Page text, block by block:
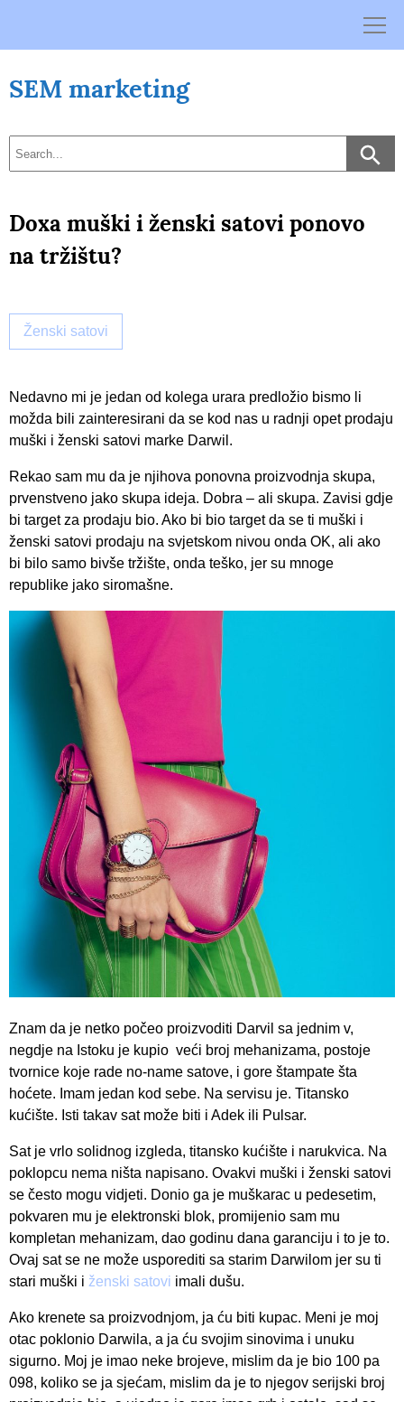
SEM marketing
Doxa muški i ženski satovi ponovo
na tržištu?
Ženski satovi
Nedavno mi je jedan od kolega urara predložio bismo li
možda bili zainteresirani da se kod nas u radnji opet prodaju
muški i ženski satovi marke Darwil.
Rekao sam mu da je njihova ponovna proizvodnja skupa,
prvenstveno jako skupa ideja. Dobra – ali skupa. Zavisi gdje
bi target za prodaju bio. Ako bi bio target da se ti muški i
ženski satovi prodaju na svjetskom nivou onda OK, ali ako
bi bilo samo bivše tržište, onda teško, jer su mnoge
republike jako siromašne.
Znam da je netko počeo proizvoditi Darvil sa jednim v,
negdje na Istoku je kupio veći broj mehanizama, postoje
tvornice koje rade no-name satove, i gore štampate šta
hoćete. Imam jedan kod sebe. Na servisu je. Titansko
kućište. Isti takav sat može biti i Adek ili Pulsar.
Sat je vrlo solidnog izgleda, titansko kućište i narukvica. Na
poklopcu nema ništa napisano. Ovakvi muški i ženski satovi
se često mogu vidjeti. Donio ga je muškarac u pedesetim,
pokvaren mu je elektronski blok, promijenio sam mu
kompletan mehanizam, dao godinu dana garanciju i to je to.
Ovaj sat se ne može usporediti sa starim Darwilom jer su ti
stari muški i ženski satovi imali dušu.
Ako krenete sa proizvodnjom, ja ću biti kupac. Meni je moj
otac poklonio Darwila, a ja ću svojim sinovima i unuku
sigurno. Moj je imao neke brojeve, mislim da je bio 100 pa
098, koliko se ja sjećam, mislim da je to njegov serijski broj